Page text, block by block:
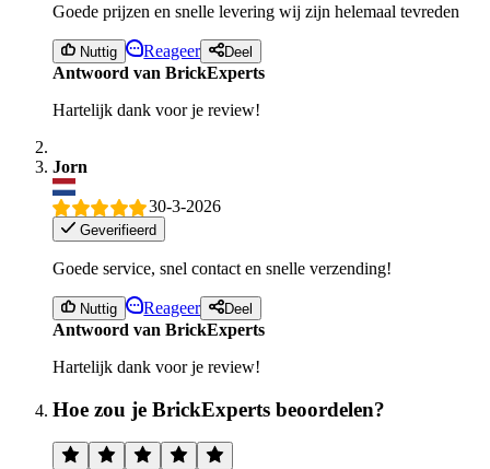
Goede prijzen en snelle levering wij zijn helemaal tevreden
Nuttig Reageer Deel
Antwoord van BrickExperts
Hartelijk dank voor je review!
Jorn
30-3-2026
Geverifieerd
Goede service, snel contact en snelle verzending!
Nuttig Reageer Deel
Antwoord van BrickExperts
Hartelijk dank voor je review!
Hoe zou je BrickExperts beoordelen?